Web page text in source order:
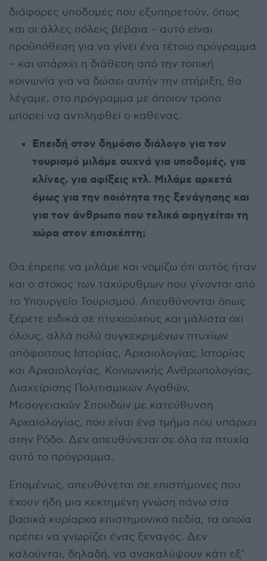
διάφορες υποδομές που εξυπηρετούν, όπως
και οι άλλες πόλεις βέβαια – αυτό είναι
προϋπόθεση για να γίνει ένα τέτοιο πρόγραμμα
– και υπάρχει η διάθεση από την τοπική
κοινωνία για να δώσει αυτήν την στήριξη, θα
λέγαμε, στο πρόγραμμα με όποιον τρόπο
μπορεί να αντιληφθεί ο καθένας.
Επειδή στον δημόσιο διάλογο για τον
τουρισμό μιλάμε συχνά για υποδομές, για
κλίνες, για αφίξεις κτλ. Μιλάμε αρκετά
όμως για την ποιότητα της ξενάγησης και
για τον άνθρωπο που τελικά αφηγείται τη
χώρα στον επισκέπτη;
Θα έπρεπε να μιλάμε και νομίζω ότι αυτός ήταν
και ο στόχος των ταχύρυθμων που γίνονται από
το Υπουργείο Τουρισμού. Απευθύνονται όπως
ξέρετε ειδικά σε πτυχιούχους και μάλιστα όχι
όλους, αλλά πολύ συγκεκριμένων πτυχίων
απόφοιτους Ιστορίας, Αρχαιολογίας, Ιστορίας
και Αρχαιολογίας, Κοινωνικής Ανθρωπολογίας,
Διαχείρισης Πολιτισμικών Αγαθών,
Μεσογειακών Σπουδών με κατεύθυνση
Αρχαιολογίας, που είναι ένα τμήμα που υπάρχει
στην Ρόδο. Δεν απευθύνεται σε όλα τα πτυχία
αυτό το πρόγραμμα.
Επομένως, απευθύνεται σε επιστήμονες που
έχουν ήδη μια κεκτημένη γνώση πάνω στα
βασικά κυρίαρχα επιστημονικά πεδία, τα οποία
πρέπει να γνωρίζει ένας ξεναγός. Δεν
καλούνται, δηλαδή, να ανακαλύψουν κάτι εξ’